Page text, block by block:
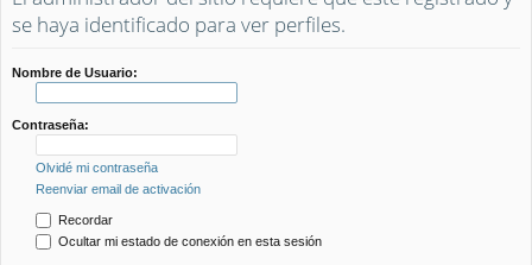
se haya identificado para ver perfiles.
Nombre de Usuario:
Contraseña:
Olvidé mi contraseña
Reenviar email de activación
Recordar
Ocultar mi estado de conexión en esta sesión